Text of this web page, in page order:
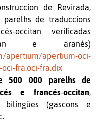
de Revirada,
de traduccions
-occitan verificadas
e aranés)
apertium/apertium-oci-
fra.oci-fra.dix
500 000 parelhs de
e francés-occitan,
(gascons e